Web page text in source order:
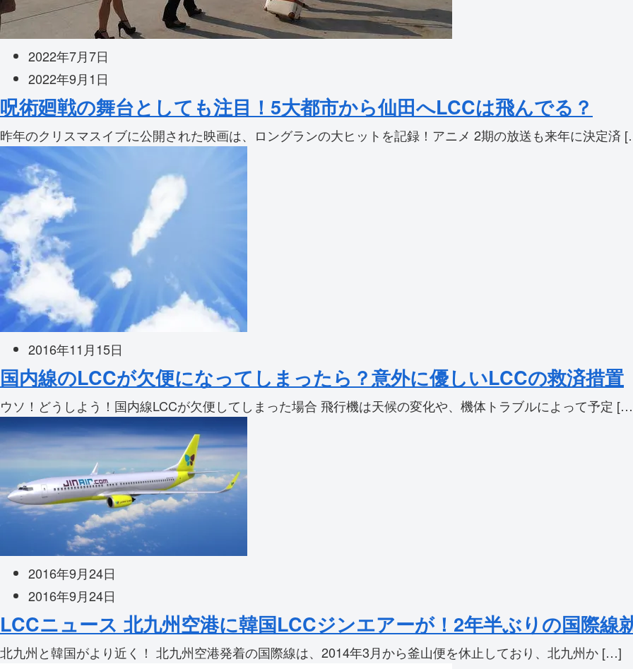
2022年7月7日
2022年9月1日
呪術廻戦の舞台としても注目！5大都市から仙田へLCCは飛んでる？
昨年のクリスマスイブに公開された映画は、ロングランの大ヒットを記録！アニメ 2期の放送も来年に決定済
2016年11月15日
国内線のLCCが欠便になってしまったら？意外に優しいLCCの救済措置
ウソ！どうしよう！国内線LCCが欠便してしまった場合 飛行機は天候の変化や、機体トラブルによって予定
2016年9月24日
2016年9月24日
LCCニュース 北九州空港に韓国LCCジンエアーが！2年半ぶりの国際線
北九州と韓国がより近く！ 北九州空港発着の国際線は、2014年3月から釜山便を休止しており、北九州か […]